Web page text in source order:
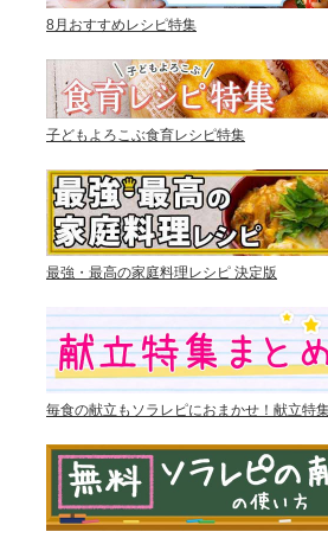
8月おすすめレシピ特集
子どもよろこぶ食育レシピ特集
最強・最高の家庭料理レシピ 決定版
毎食の献立もソラレピにおまかせ！献立特